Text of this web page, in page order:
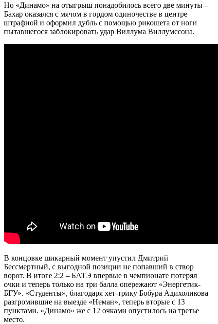
Но «Динамо» на отыгрыш понадобилось всего две минуты –
Бахар оказался с мячом в гордом одиночестве в центре
штрафной и оформил дубль с помощью рикошета от ноги
пытавшегося заблокировать удар Виллума Виллумссона.
В концовке шикарный момент упустил Дмитрий
Бессмертный, с выгодной позиции не попавший в створ
ворот. В итоге 2:2 – БАТЭ впервые в чемпионате потерял
очки и теперь только на три балла опережают «Энергетик-
БГУ». «Студенты», благодаря хет-трику Бобура Адихоликова
разгромившие на выезде «Неман», теперь вторые с 13
пунктами. «Динамо» же с 12 очками опустилось на третье
место.